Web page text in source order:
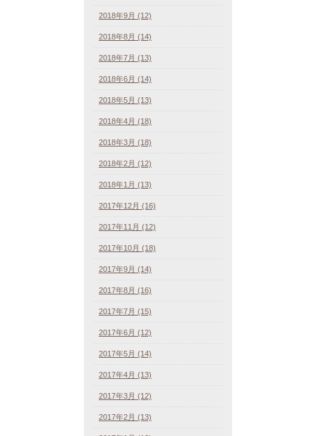
2018年9月 (12)
2018年8月 (14)
2018年7月 (13)
2018年6月 (14)
2018年5月 (13)
2018年4月 (18)
2018年3月 (18)
2018年2月 (12)
2018年1月 (13)
2017年12月 (16)
2017年11月 (12)
2017年10月 (18)
2017年9月 (14)
2017年8月 (16)
2017年7月 (15)
2017年6月 (12)
2017年5月 (14)
2017年4月 (13)
2017年3月 (12)
2017年2月 (13)